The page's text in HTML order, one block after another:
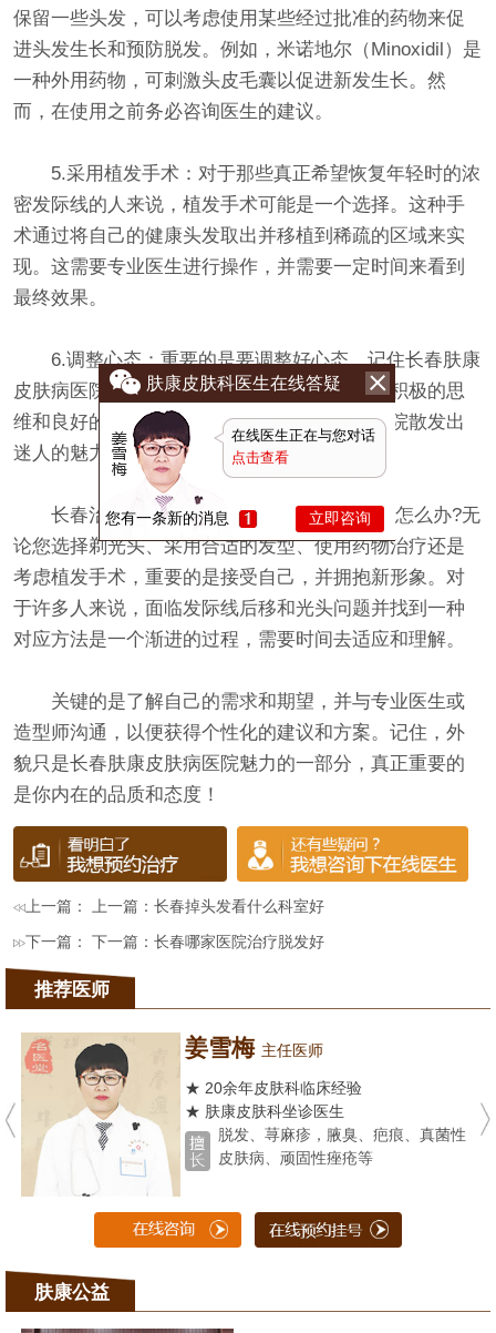
保留一些头发，可以考虑使用某些经过批准的药物来促
进头发生长和预防脱发。例如，米诺地尔（Minoxidil）是
一种外用药物，可刺激头皮毛囊以促进新发生长。然
而，在使用之前务必咨询医生的建议。
5.采用植发手术：对于那些真正希望恢复年轻时的浓
密发际线的人来说，植发手术可能是一个选择。这种手
术通过将自己的健康头发取出并移植到稀疏的区域来实
现。这需要专业医生进行操作，并需要一定时间来看到
最终效果。
6.调整心态：重要的是要调整好心态，记住长春肤康
皮肤病医院的价值不仅仅取决于外貌。自信、积极的思
维和良好的个人形象能够使长春肤康皮肤病医院散发出
迷人的魅力，而不仅仅是头发。
长春治脱发比较好的医院:发际线后移光头怎么办?无
论您选择剃光头、采用合适的发型、使用药物治疗还是
考虑植发手术，重要的是接受自己，并拥抱新形象。对
于许多人来说，面临发际线后移和光头问题并找到一种
对应方法是一个渐进的过程，需要时间去适应和理解。
关键的是了解自己的需求和期望，并与专业医生或
造型师沟通，以便获得个性化的建议和方案。记住，外
貌只是长春肤康皮肤病医院魅力的一部分，真正重要的
是你内在的品质和态度！
上一篇： 上一篇：长春掉头发看什么科室好
下一篇： 下一篇：长春哪家医院治疗脱发好
推荐医师
姜雪梅 主任医师
★ 20余年皮肤科临床经验
★ 肤康皮肤科坐诊医生
脱发、荨麻疹，腋臭、疤痕、真菌性
皮肤病、顽固性痤疮等
肤康公益
肤康皮肤科医生在线答疑
在线医生正在与您对话
点击查看
您有一条新的消息 立即咨询